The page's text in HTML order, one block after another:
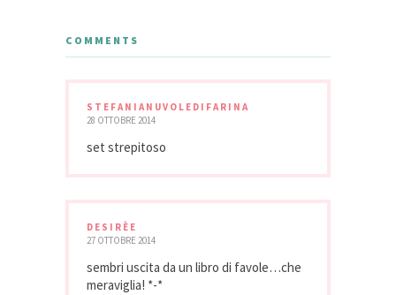
COMMENTS
STEFANIANUVOLEDIFARINA
28 OTTOBRE 2014
set strepitoso
DESIRÈE
27 OTTOBRE 2014
sembri uscita da un libro di favole…che
meraviglia! *-*